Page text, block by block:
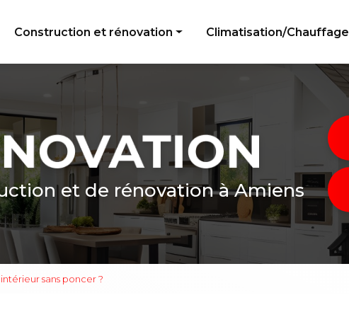
Construction et rénovation
Plomberie
Revêtement de sol
Climatisation/Chauffage
et de rénovation à Amiens
sans poncer ?